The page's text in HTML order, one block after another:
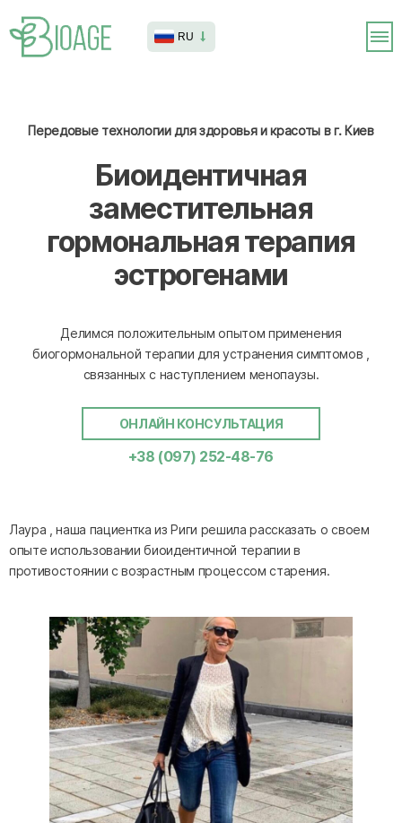
RU
Передовые технологии для здоровья и красоты в г. Киев
Биоидентичная
заместительная
гормональная терапия
эстрогенами
Делимся положительным опытом применения
биогормональной терапии для устранения симптомов ,
связанных с наступлением менопаузы.
ОНЛАЙН КОНСУЛЬТАЦИЯ
+38 (097) 252-48-76
Лаура , наша пациентка из Риги решила рассказать о своем
опыте использовании биоидентичной терапии в
противостоянии с возрастным процессом старения.